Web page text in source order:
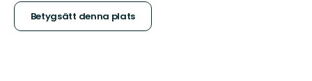
stjärnor
Betygsätt denna plats